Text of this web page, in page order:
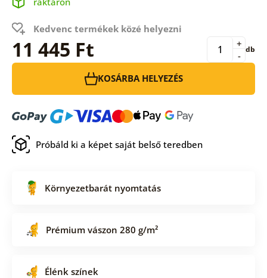
Kedvenc termékek közé helyezni
11 445 Ft -
+ db
KOSÁRBA HELYEZÉS
Próbáld ki a képet saját belső teredben
Környezetbarát nyomtatás
Prémium vászon 280 g/m²
Élénk színek